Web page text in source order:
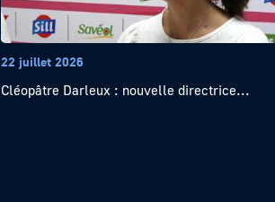
22 juillet 2026
Cléopâtre Darleux : nouvelle directrice...